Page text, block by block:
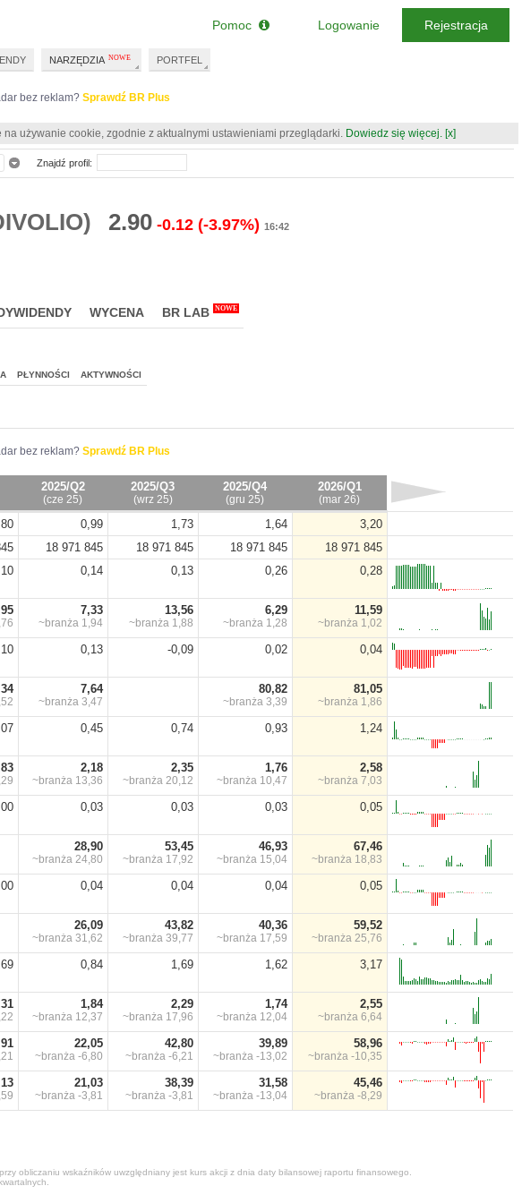
bez reklam? Sprawdź BR Plus
używanie cookie, zgodnie z aktualnymi ustawieniami przeglądarki. Dowiedz się więcej. [x]
2.90 -0.12 (-3.97%) 16:42
WYCENA BR LAB NOWE
PŁYNNOŚCI AKTYWNOŚCI
bez reklam? Sprawdź BR Plus
2025/Q2
(cze 25)
2025/Q3
(wrz 25)
2025/Q4
(gru 25)
2026/Q1
(mar 26)
0,99 1,73 1,64
3,20
18 971 845 18 971 845 18 971 845
18 971 845
0,14 0,13 0,26 0,28
7,33
~branża 1,94
13,56
~branża 1,88
6,29
~branża 1,28
11,59
~branża 1,02
0,13 -0,09 0,02 0,04
7,64
~branża 3,47
80,82
~branża 3,39
81,05
~branża 1,86
0,45 0,74 0,93 1,24
2,18
~branża 13,36
2,35
~branża 20,12
1,76
~branża 10,47
2,58
~branża 7,03
0,03 0,03 0,03 0,05
28,90
~branża 24,80
53,45
~branża 17,92
46,93
~branża 15,04
67,46
~branża 18,83
0,04 0,04 0,04 0,05
26,09
~branża 31,62
43,82
~branża 39,77
40,36
~branża 17,59
59,52
~branża 25,76
0,84 1,69 1,62 3,17
1,84
~branża 12,37
2,29
~branża 17,96
1,74
~branża 12,04
2,55
~branża 6,64
22,05
~branża -6,80
42,80
~branża -6,21
39,89
~branża -13,02
58,96
~branża -10,35
21,03
~branża -3,81
38,39
~branża -3,81
31,58
~branża -13,04
45,46
~branża -8,29
obliczaniu wskaźników uwzględniany jest kurs akcji z dnia daty bilansowej raportu finansowego.
Znajdź profil:
NARZĘDZIA PORTFEL
Pomoc Logowanie Rejestracja